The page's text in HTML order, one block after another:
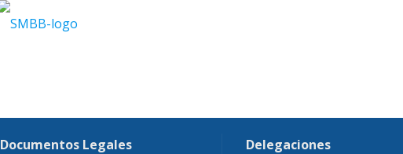
Documentos Legales
Delegaciones